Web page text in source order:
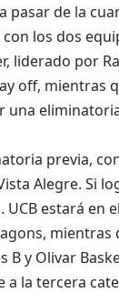
pasar de la
los dos
liderado por
off, mientras
previa,
Alegre. Si
estará en
mientras
B y Olivar
a la tercera